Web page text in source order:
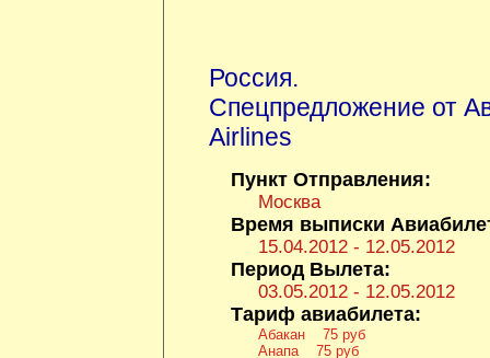
Россия.
Спецпредложение от
Airlines
Пункт Отправления:
Москва
Время выписки
15.04.2012 - 12.05.2012
Период Вылета:
03.05.2012 - 12.05.2012
Тариф авиабилета:
Абакан 75 руб
Анапа 75 руб